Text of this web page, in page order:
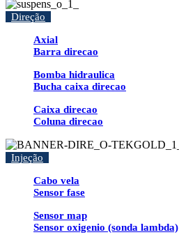
Direção
Axial
Barra direcao
Bomba hidraulica
Bucha caixa direcao
Caixa direcao
Coluna direcao
Injeção
Cabo vela
Sensor fase
Sensor map
Sensor oxigenio (sonda lambda)